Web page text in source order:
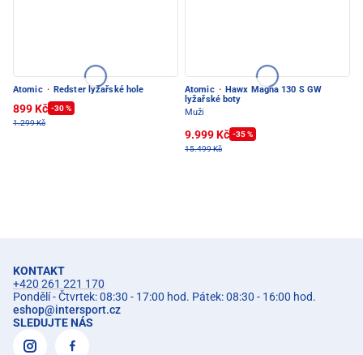
Atomic · Redster lyžařské hole
899 Kč -30 %
1.299 Kč
Atomic · Hawx Magna 130 S GW
lyžařské boty
Muži
9.999 Kč -35 %
15.499 Kč
KONTAKT
+420 261 221 170
Pondělí - Čtvrtek: 08:30 - 17:00 hod. Pátek: 08:30 - 16:00 hod.
eshop@intersport.cz
SLEDUJTE NÁS